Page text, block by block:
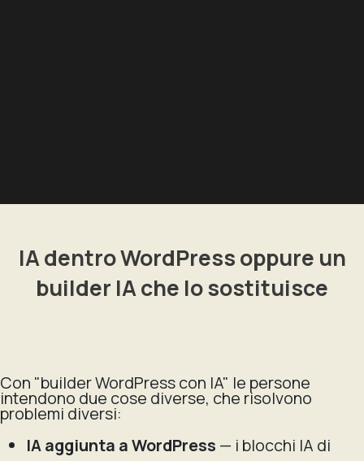
IA dentro WordPress oppure un
builder IA che lo sostituisce
Con "builder WordPress con IA" le persone
intendono due cose diverse, che risolvono
problemi diversi:
IA aggiunta a WordPress — i blocchi IA di